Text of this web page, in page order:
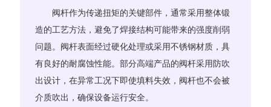
阀杆作为传递扭矩的关键部件，通常采用整体锻
造的工艺方法，避免了焊接结构可能带来的强度削弱
问题。阀杆表面经过硬化处理或采用不锈钢材质，具
有良好的耐腐蚀性能。部分高端产品的阀杆采用防吹
出设计，在异常工况下即使填料失效，阀杆也不会被
介质吹出，确保设备运行安全。